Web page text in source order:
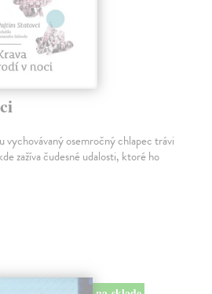
vychovávaný osemročný chlapec trávi
zažíva čudesné udalosti, ktoré ho